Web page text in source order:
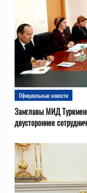
Официальные новости
Замглавы МИД
двустороннее